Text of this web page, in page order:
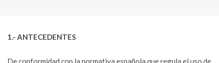
1.- ANTECEDENTES
De conformidad con la normativa española que regula el uso de